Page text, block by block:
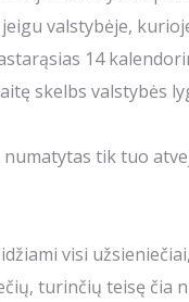
valstybėje,
14
skelbs valstybės
tik tuo
visi
turinčių teisę čia